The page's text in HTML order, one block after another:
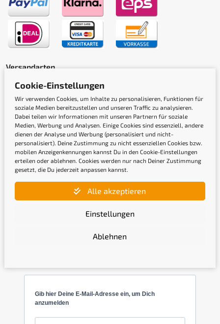
Versandarten
Gütesiegel
Gib hier Deine E-Mail-Adresse ein, um Dich
anzumelden
Cookie-Einstellungen
Wir verwenden Cookies, um Inhalte zu personalisieren, Funktionen für
soziale Medien bereitzustellen und unseren Traffic zu analysieren.
Dabei teilen wir Informationen mit unseren Partnern für soziale
Medien, Werbung und Analysen. Einige Cookies sind essenziell, andere
dienen der Analyse und Werbung (personalisiert und nicht-
personalisiert). Deine Zustimmung zu nicht essenziellen Cookies bzw.
mobilen Anzeigenkennungen kannst Du in den Cookie-Einstellungen
erteilen oder ablehnen. Cookies werden nur nach Deiner Zustimmung
gesetzt, die Du jederzeit anpassen kannst.
Alle akzeptieren
Einstellungen
Ablehnen